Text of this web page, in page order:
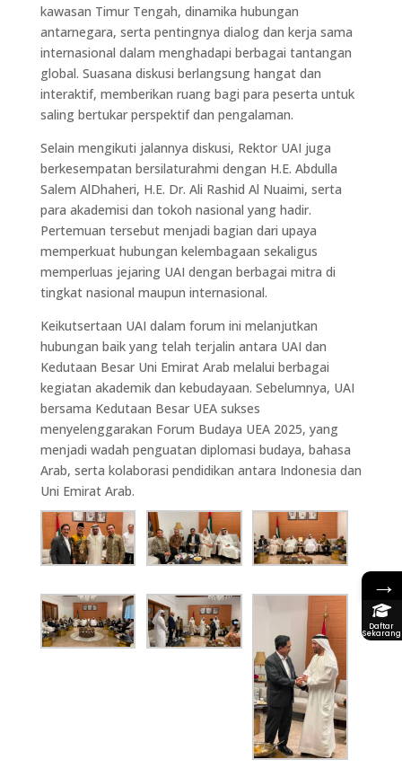
kawasan Timur Tengah, dinamika hubungan
antarnegara, serta pentingnya dialog dan kerja sama
internasional dalam menghadapi berbagai tantangan
global. Suasana diskusi berlangsung hangat dan
interaktif, memberikan ruang bagi para peserta untuk
saling bertukar perspektif dan pengalaman.
Selain mengikuti jalannya diskusi, Rektor UAI juga
berkesempatan bersilaturahmi dengan H.E. Abdulla
Salem AlDhaheri, H.E. Dr. Ali Rashid Al Nuaimi, serta
para akademisi dan tokoh nasional yang hadir.
Pertemuan tersebut menjadi bagian dari upaya
memperkuat hubungan kelembagaan sekaligus
memperluas jejaring UAI dengan berbagai mitra di
tingkat nasional maupun internasional.
Keikutsertaan UAI dalam forum ini melanjutkan
hubungan baik yang telah terjalin antara UAI dan
Kedutaan Besar Uni Emirat Arab melalui berbagai
kegiatan akademik dan kebudayaan. Sebelumnya, UAI
bersama Kedutaan Besar UEA sukses
menyelenggarakan Forum Budaya UEA 2025, yang
menjadi wadah penguatan diplomasi budaya, bahasa
Arab, serta kolaborasi pendidikan antara Indonesia dan
Uni Emirat Arab.
→
Daftar
Sekarang